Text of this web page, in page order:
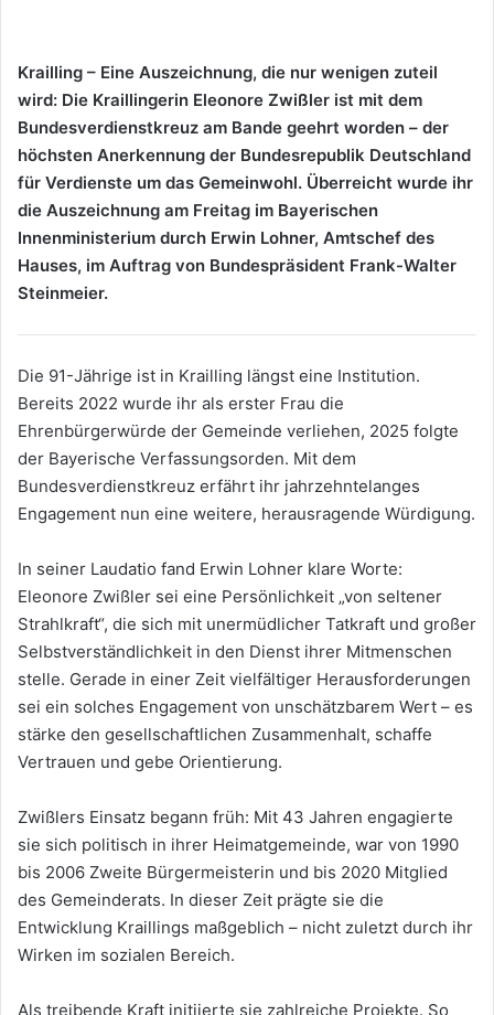
Mail
Krailling – Eine Auszeichnung, die nur wenigen zuteil
wird: Die Kraillingerin Eleonore Zwißler ist mit dem
Bundesverdienstkreuz am Bande geehrt worden – der
höchsten Anerkennung der Bundesrepublik Deutschland
für Verdienste um das Gemeinwohl. Überreicht wurde ihr
die Auszeichnung am Freitag im Bayerischen
Innenministerium durch Erwin Lohner, Amtschef des
Hauses, im Auftrag von Bundespräsident Frank-Walter
Steinmeier.
Die 91-Jährige ist in Krailling längst eine Institution.
Bereits 2022 wurde ihr als erster Frau die
Ehrenbürgerwürde der Gemeinde verliehen, 2025 folgte
der Bayerische Verfassungsorden. Mit dem
Bundesverdienstkreuz erfährt ihr jahrzehntelanges
Engagement nun eine weitere, herausragende Würdigung.
In seiner Laudatio fand Erwin Lohner klare Worte:
Eleonore Zwißler sei eine Persönlichkeit „von seltener
Strahlkraft“, die sich mit unermüdlicher Tatkraft und großer
Selbstverständlichkeit in den Dienst ihrer Mitmenschen
stelle. Gerade in einer Zeit vielfältiger Herausforderungen
sei ein solches Engagement von unschätzbarem Wert – es
stärke den gesellschaftlichen Zusammenhalt, schaffe
Vertrauen und gebe Orientierung.
Zwißlers Einsatz begann früh: Mit 43 Jahren engagierte
sie sich politisch in ihrer Heimatgemeinde, war von 1990
bis 2006 Zweite Bürgermeisterin und bis 2020 Mitglied
des Gemeinderats. In dieser Zeit prägte sie die
Entwicklung Kraillings maßgeblich – nicht zuletzt durch ihr
Wirken im sozialen Bereich.
Als treibende Kraft initiierte sie zahlreiche Projekte. So